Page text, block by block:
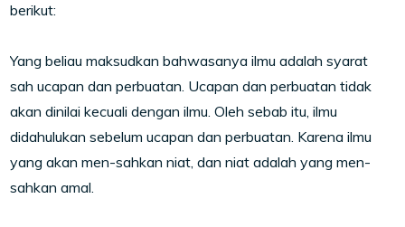
berikut:
Yang beliau maksudkan bahwasanya ilmu adalah syarat
sah ucapan dan perbuatan. Ucapan dan perbuatan tidak
akan dinilai kecuali dengan ilmu. Oleh sebab itu, ilmu
didahulukan sebelum ucapan dan perbuatan. Karena ilmu
yang akan men-sahkan niat, dan niat adalah yang men-
sahkan amal.